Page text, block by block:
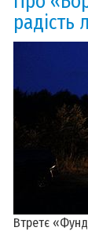
радість
Втретє